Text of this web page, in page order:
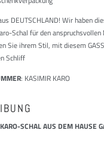
DEUTSCHLAND! Wir haben
Schal für den anspruchsvollen
Sie ihrem Stil, mit diesem
Schliff
: KASIMIR KARO
SCHAL AUS DEM HAUSE